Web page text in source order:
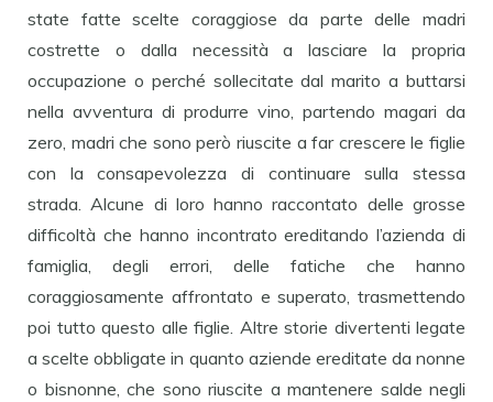
state fatte scelte coraggiose da parte delle madri
costrette o dalla necessità a lasciare la propria
occupazione o perché sollecitate dal marito a buttarsi
nella avventura di produrre vino, partendo magari da
zero, madri che sono però riuscite a far crescere le figlie
con la consapevolezza di continuare sulla stessa
strada. Alcune di loro hanno raccontato delle grosse
difficoltà che hanno incontrato ereditando l’azienda di
famiglia, degli errori, delle fatiche che hanno
coraggiosamente affrontato e superato, trasmettendo
poi tutto questo alle figlie. Altre storie divertenti legate
a scelte obbligate in quanto aziende ereditate da nonne
o bisnonne, che sono riuscite a mantenere salde negli